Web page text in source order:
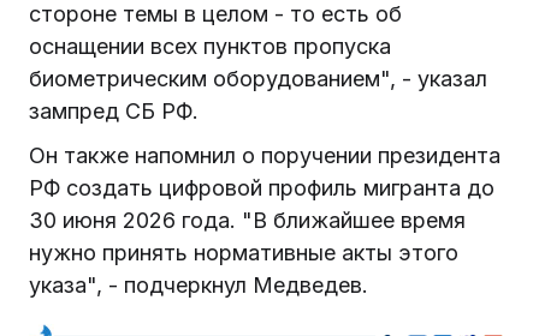
стороне темы в целом - то есть об
оснащении всех пунктов пропуска
биометрическим оборудованием", - указал
зампред СБ РФ.
Он также напомнил о поручении президента
РФ создать цифровой профиль мигранта до
30 июня 2026 года. "В ближайшее время
нужно принять нормативные акты этого
указа", - подчеркнул Медведев.